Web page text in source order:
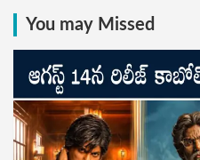
You may Missed